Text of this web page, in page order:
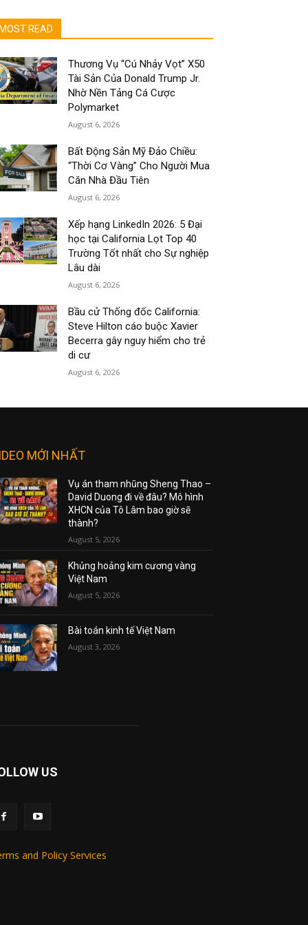
MOST READ
Thương Vụ “Cú Nhảy Vọt” X50
Tài Sản Của Donald Trump Jr.
Nhờ Nền Tảng Cá Cược
Polymarket
August 6, 2026
Bất Động Sản Mỹ Đảo Chiều:
“Thời Cơ Vàng” Cho Người Mua
Căn Nhà Đầu Tiên
August 6, 2026
Xếp hạng LinkedIn 2026: 5 Đại
học tại California Lọt Top 40
Trường Tốt nhất cho Sự nghiệp
Lâu dài
August 6, 2026
Bầu cử Thống đốc California:
Steve Hilton cáo buộc Xavier
Becerra gây nguy hiểm cho trẻ
di cư
August 6, 2026
MỚI NHẤT
Vụ án tham nhũng Sheng Thao –
David Duong đi về đâu? Mô hình
XHCN của Tô Lâm bao giờ sẽ
thành?
August 5, 2026
Khủng hoảng kim cương vàng
Việt Nam
August 5, 2026
Bài toán kinh tế Việt Nam
August 3, 2026
US
and Policy Services